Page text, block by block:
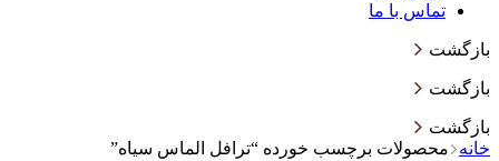
تماس با ما
بازگشت
بازگشت
بازگشت
خانه
محصولات برچسب خورده “ترافل الماس سیاه”